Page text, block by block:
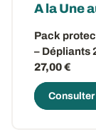
A la Une
Pack
– Dépliants
27,00 €
Consulter